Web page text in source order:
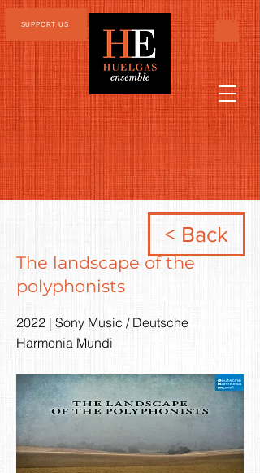
SUPPORT US
< Back
The landscape of the
polyphonists
2022 | Sony Music / Deutsche
Harmonia Mundi